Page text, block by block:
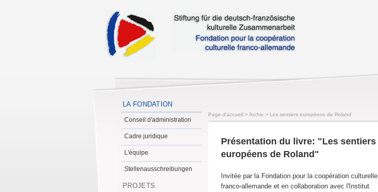
LA FONDATION
Conseil d'administration
Cadre juridique
L'équipe
Stellenausschreibungen
PROJETS
Page d'accueil > Archiv > Les sentiers européens de Roland
Présentation du livre: "Les sentiers
européens de Roland"
Invitée par la Fondation pour la coopération culturelle
franco-allemande et en collaboration avec l'Institut